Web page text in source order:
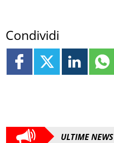
Condividi
ULTIME NEWS